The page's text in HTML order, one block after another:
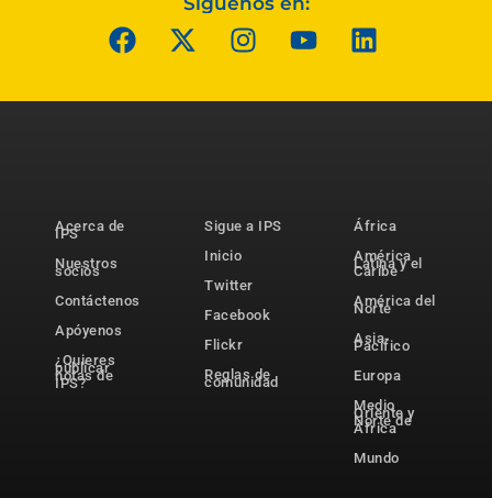
Acerca de
IPS
Nuestros
socios
Contáctenos
Apóyenos
¿Quieres
publicar
notas de
IPS?
Sigue a IPS
Inicio
Twitter
Facebook
Flickr
Reglas de
comunidad
África
América
Latina y el
Caribe
América del
Norte
Asia-
Pacífico
Europa
Medio
Oriente y
Norte de
África
Mundo